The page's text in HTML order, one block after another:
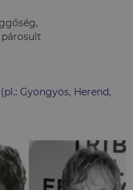
Gyöngyös, Herend,